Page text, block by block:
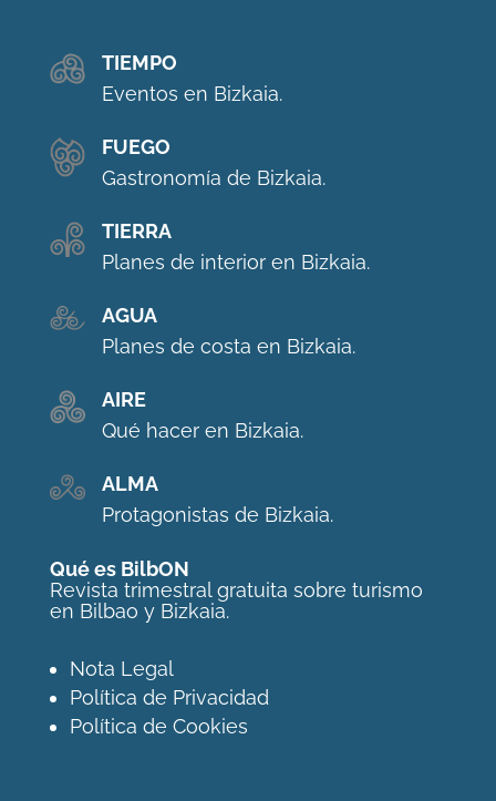
TIEMPO
Eventos en Bizkaia.
FUEGO
Gastronomía de Bizkaia.
TIERRA
Planes de interior en Bizkaia.
AGUA
Planes de costa en Bizkaia.
AIRE
Qué hacer en Bizkaia.
ALMA
Protagonistas de Bizkaia.
Qué es BilbON
Revista trimestral gratuita sobre turismo
en Bilbao y Bizkaia.
Nota Legal
Política de Privacidad
Política de Cookies